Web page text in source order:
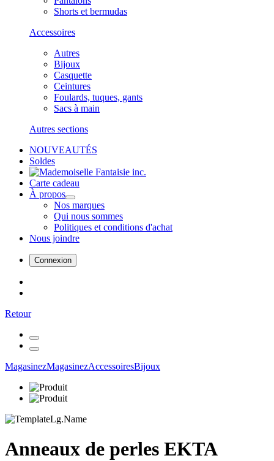
Shorts et bermudas
Accessoires
Autres
Bijoux
Casquette
Ceintures
Foulards, tuques, gants
Sacs à main
Autres sections
NOUVEAUTÉS
Soldes
Carte cadeau
À propos
Nos marques
Qui nous sommes
Politiques et conditions d'achat
Nous joindre
Connexion
Retour
MagasinezMagasinezAccessoiresBijoux
Anneaux de perles EKTA